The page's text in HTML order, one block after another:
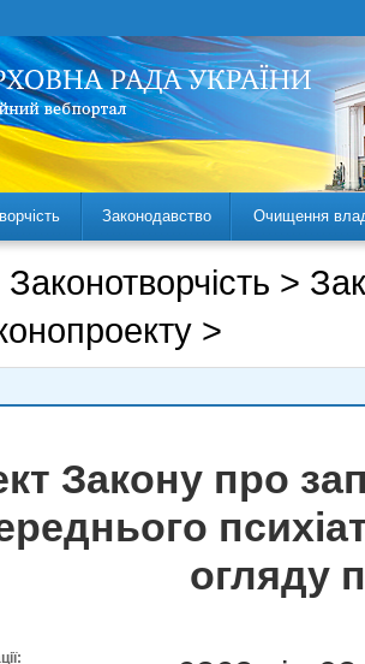
Законодавство Очищення
Законотворчість >
>
Закону про
огляду